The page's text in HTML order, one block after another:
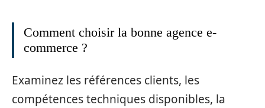
Comment choisir la bonne agence e-
commerce ?
Examinez les références clients, les
compétences techniques disponibles, la